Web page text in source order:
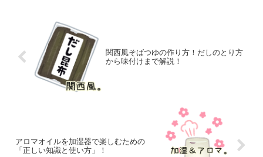
関西風そばつゆの作り方！だしのとり方
から味付けまで解説！
アロマオイルを加湿器で楽しむための
「正しい知識と使い方」！